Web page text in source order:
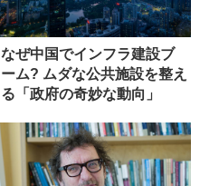
なぜ中国でインフラ建設ブ
ーム? ムダな公共施設を整え
る「政府の奇妙な動向」